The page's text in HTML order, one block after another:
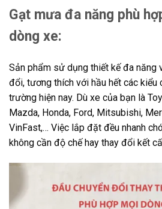
Gạt mưa đa năng phù
dòng xe:
Sản phẩm sử dụng thiết kế đa năng
đổi, tương thích với hầu hết các kiểu
trường hiện nay. Dù xe của bạn là
Mazda, Honda, Ford, Mitsubishi,
VinFast,… Việc lắp đặt đều nhanh
không cần độ chế hay thay đổi kết